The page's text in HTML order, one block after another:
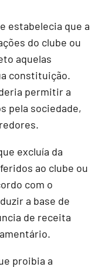
estabelecia que a
do clube ou
aquelas
constituição.
permitir a
pela sociedade,
excluía da
ao clube ou
com o
a base de
de receita
proibia a